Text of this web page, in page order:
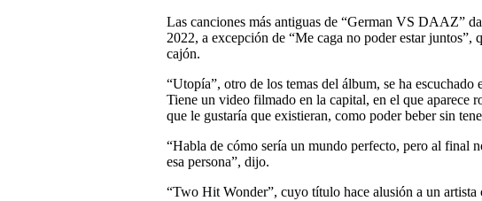
Las canciones más antiguas de “German VS DAAZ”
2022, a excepción de “Me caga no poder estar juntos”,
cajón.
“Utopía”, otro de los temas del álbum, se ha
Tiene un video filmado en la capital, en el que aparece
que le gustaría que existieran, como poder beber sin
“Habla de cómo sería un mundo perfecto, pero al final
esa persona”, dijo.
“Two Hit Wonder”, cuyo título hace alusión a un